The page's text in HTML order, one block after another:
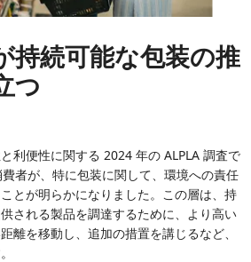
持続可能な包装の推
つ
利便性に関する 2024 年の ALPLA 調査で
者が、特に包装に関して、環境への責任
とが明らかになりました。この層は、持
される製品を調達するために、より高い
離を移動し、追加の措置を講じるなど、